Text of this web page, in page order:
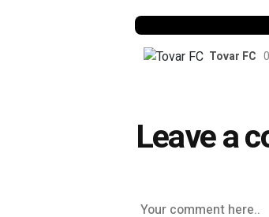
Tovar FC
Leave a